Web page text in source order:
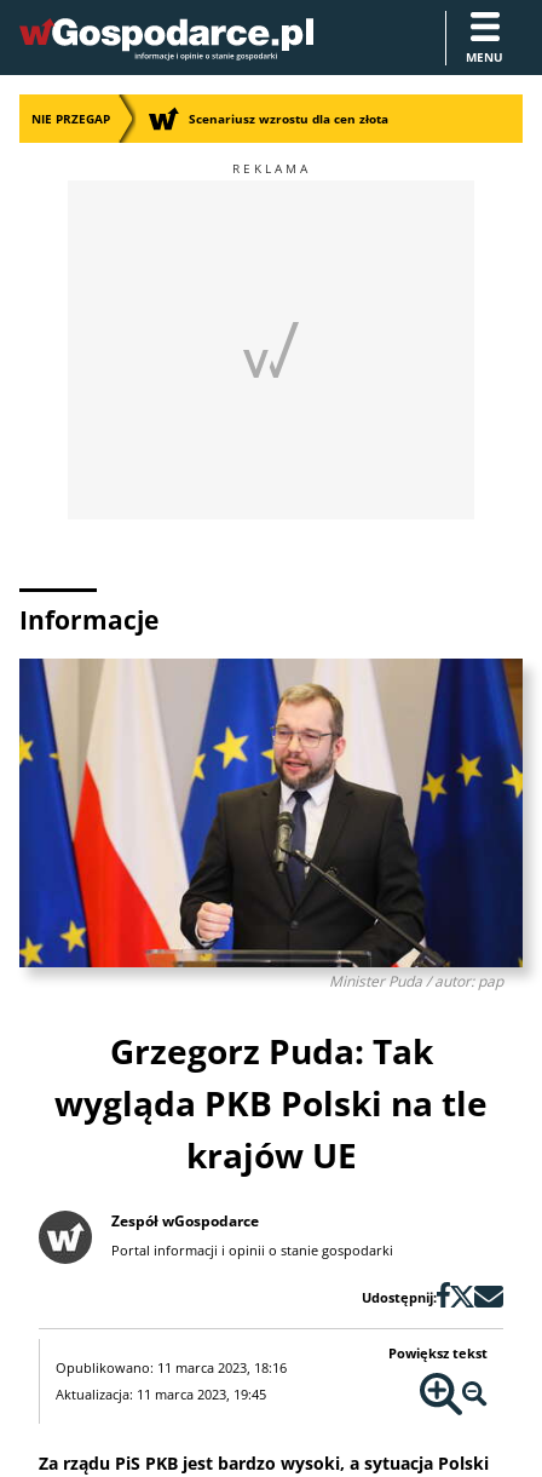
MENU
NIE PRZEGAP Scenariusz wzrostu dla cen złota
Informacje
Minister Puda / autor: pap
Grzegorz Puda: Tak
wygląda PKB Polski na tle
krajów UE
Zespół wGospodarce
Portal informacji i opinii o stanie gospodarki
Udostępnij:
Opublikowano: 11 marca 2023, 18:16
Aktualizacja: 11 marca 2023, 19:45
Powiększ tekst
Za rządu PiS PKB jest bardzo wysoki, a sytuacja Polski